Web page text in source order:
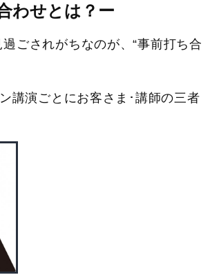
わせとは？ー
ごされがちなのが、“事前打ち合
講演ごとにお客さま･講師の三者